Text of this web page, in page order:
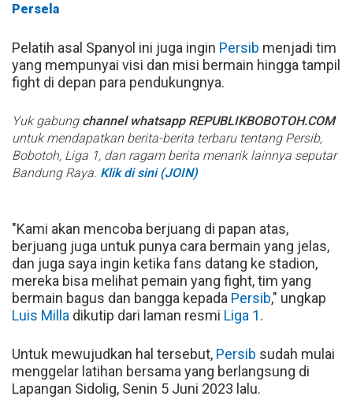
Persela
Pelatih asal Spanyol ini juga ingin Persib menjadi tim
yang mempunyai visi dan misi bermain hingga tampil
fight di depan para pendukungnya.
Yuk gabung channel whatsapp REPUBLIKBOBOTOH.COM
untuk mendapatkan berita-berita terbaru tentang Persib,
Bobotoh, Liga 1, dan ragam berita menarik lainnya seputar
Bandung Raya. Klik di sini (JOIN)
"Kami akan mencoba berjuang di papan atas,
berjuang juga untuk punya cara bermain yang jelas,
dan juga saya ingin ketika fans datang ke stadion,
mereka bisa melihat pemain yang fight, tim yang
bermain bagus dan bangga kepada Persib," ungkap
Luis Milla dikutip dari laman resmi Liga 1.
Untuk mewujudkan hal tersebut, Persib sudah mulai
menggelar latihan bersama yang berlangsung di
Lapangan Sidolig, Senin 5 Juni 2023 lalu.